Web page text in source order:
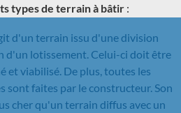
types de terrain à bâtir :
d'un terrain issu d'une division
d'un lotissement. Celui-ci doit être
et viabilisé. De plus, toutes les
sont faites par le constructeur. Son
cher qu'un terrain diffus avec un